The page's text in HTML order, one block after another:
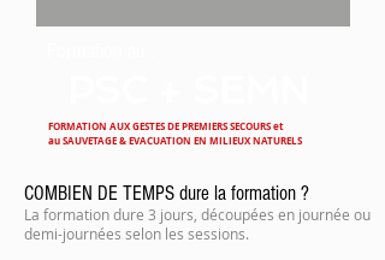
FORMATION AUX GESTES DE PREMIERS SECOURS et
au SAUVETAGE & EVACUATION EN MILIEUX NATURELS
COMBIEN DE TEMPS dure la formation ?
La formation dure 3 jours, découpées en journée ou
demi-journées selon les sessions.